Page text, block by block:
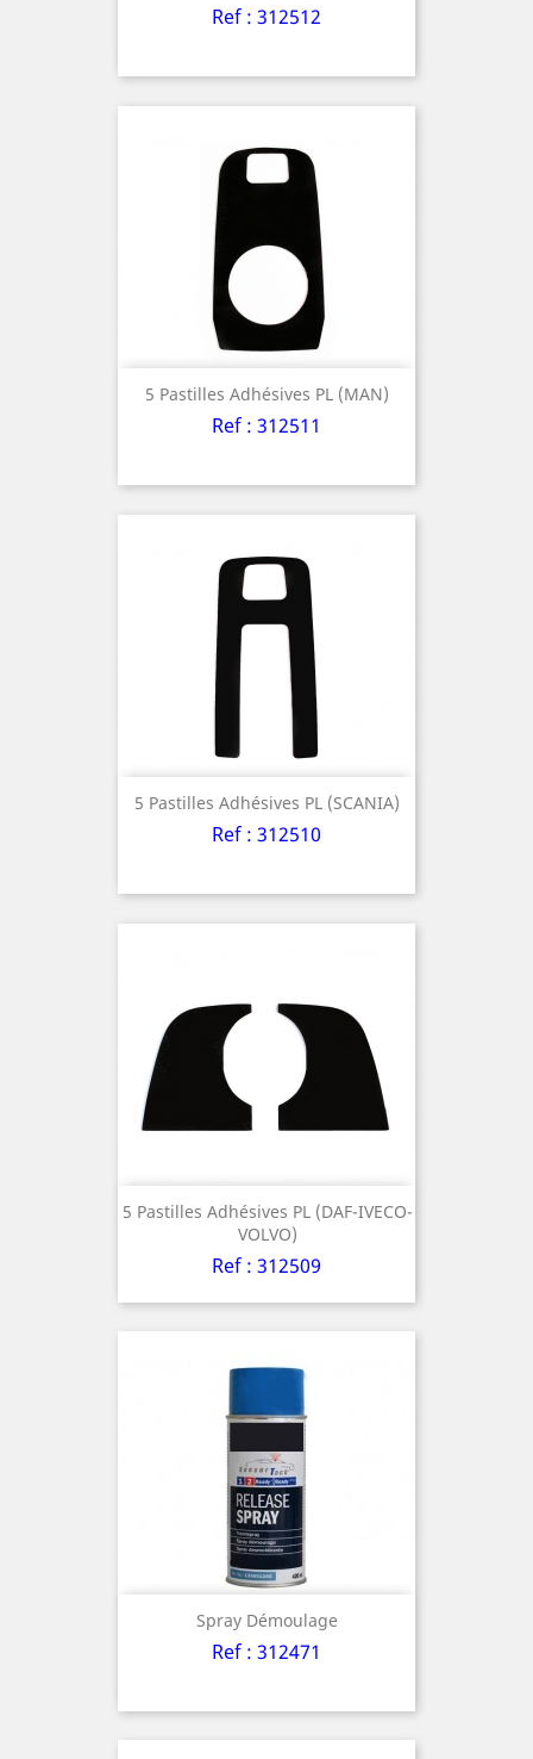
Ref : 312512
5 Pastilles Adhésives PL (MAN)
Ref : 312511
5 Pastilles Adhésives PL (SCANIA)
Ref : 312510
5 Pastilles Adhésives PL (DAF-IVECO-
VOLVO)
Ref : 312509
Spray Démoulage
Ref : 312471